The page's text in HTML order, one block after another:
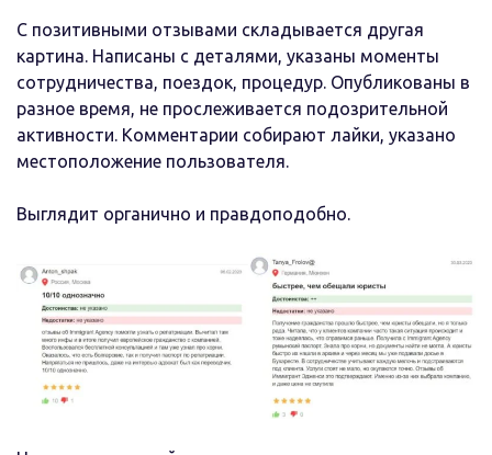
С позитивными отзывами складывается другая
картина. Написаны с деталями, указаны моменты
сотрудничества, поездок, процедур. Опубликованы в
разное время, не прослеживается подозрительной
активности. Комментарии собирают лайки, указано
местоположение пользователя.
Выглядит органично и правдоподобно.